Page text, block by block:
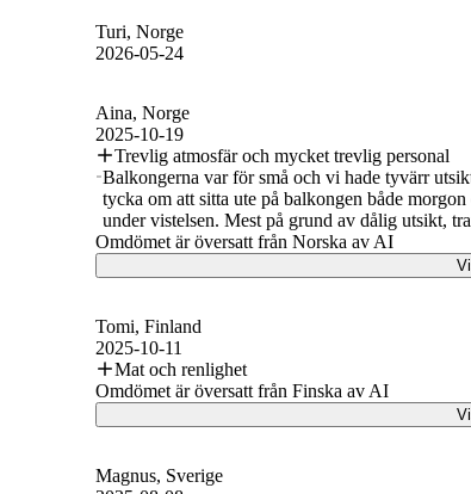
Turi, Norge
2026-05-24
Aina, Norge
2025-10-19
Trevlig atmosfär och mycket trevlig personal
Balkongerna var för små och vi hade tyvärr
tycka om att sitta ute på balkongen både
under vistelsen. Mest på grund av dålig utsikt,
Omdömet är översatt från Norska av AI
Tomi, Finland
2025-10-11
Mat och renlighet
Omdömet är översatt från Finska av AI
Magnus, Sverige